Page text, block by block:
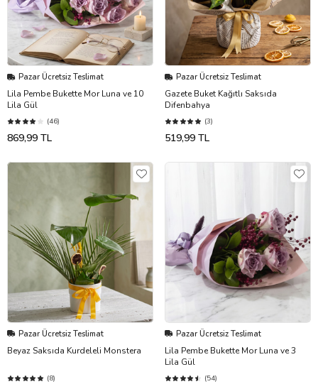
Pazar Ücretsiz Teslimat
Lila Pembe Bukette Mor Luna ve 10
Lila Gül
(46)
869,99 TL
Pazar Ücretsiz Teslimat
Gazete Buket Kağıtlı Saksıda
Difenbahya
(3)
519,99 TL
Pazar Ücretsiz Teslimat
Beyaz Saksıda Kurdeleli Monstera
(8)
Pazar Ücretsiz Teslimat
Lila Pembe Bukette Mor Luna ve 3
Lila Gül
(54)